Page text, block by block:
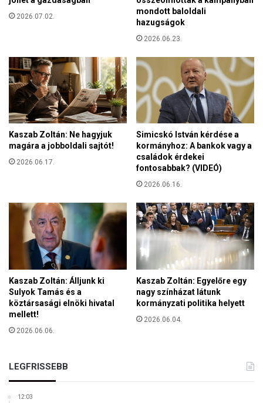
b
y
a
r
t
a
l
á
l
i
2026.07.02.
mondott baloldali
hazugságok
2026.06.23.
Kaszab Zoltán: Ne hagyjuk
magára a jobboldali sajtót!
2026.06.17.
Simicskó István kérdése a
kormányhoz: A bankok vagy a
családok érdekei
fontosabbak? (VIDEÓ)
2026.06.16.
Kaszab Zoltán: Álljunk ki
Sulyok Tamás és a
köztársasági elnöki hivatal
mellett!
2026.06.06.
Kaszab Zoltán: Egyelőre egy
nagy színházat látunk
kormányzati politika helyett
2026.06.04.
LEGFRISSEBB
12:03